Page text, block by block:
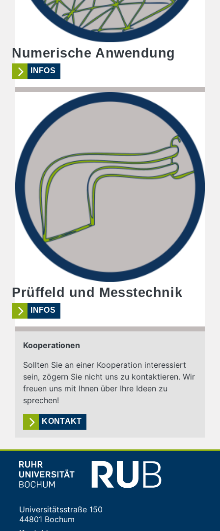
Numerische Anwendung
INFOS
Prüffeld und Messtechnik
INFOS
Kooperationen
Sollten Sie an einer Kooperation interessiert
sein, zögern Sie nicht uns zu kontaktieren. Wir
freuen uns mit Ihnen über Ihre Ideen zu
sprechen!
KONTAKT
Universitätsstraße 150
44801 Bochum